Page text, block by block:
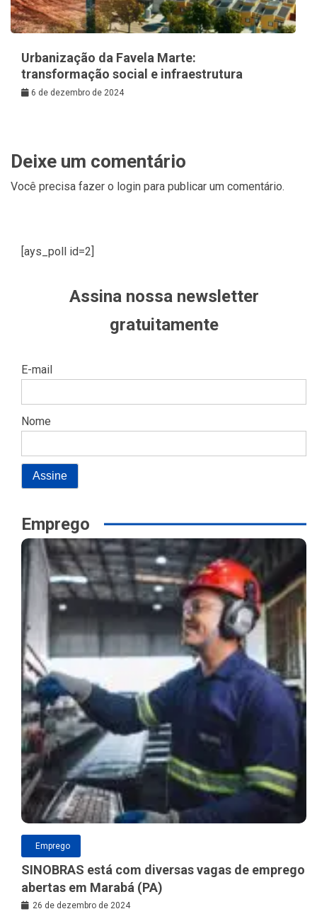
Urbanização da Favela Marte:
transformação social e infraestrutura
6 de dezembro de 2024
Deixe um comentário
Você precisa fazer o login para publicar um comentário.
[ays_poll id=2]
Assina nossa newsletter
gratuitamente
E-mail
Nome
Emprego
Emprego
SINOBRAS está com diversas vagas de emprego
abertas em Marabá (PA)
26 de dezembro de 2024